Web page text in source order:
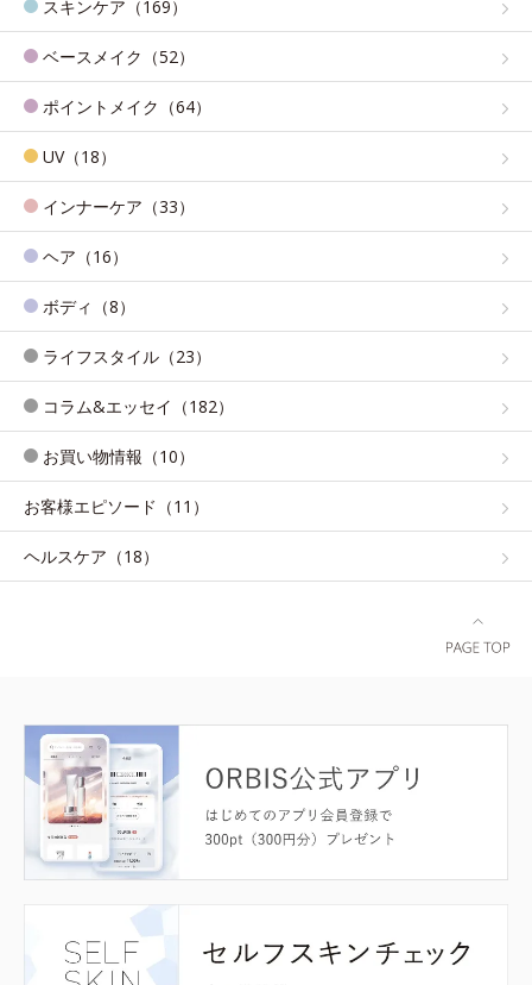
スキンケア（169）
ベースメイク（52）
ポイントメイク（64）
UV（18）
インナーケア（33）
ヘア（16）
ボディ（8）
ライフスタイル（23）
コラム&エッセイ（182）
お買い物情報（10）
お客様エピソード（11）
ヘルスケア（18）